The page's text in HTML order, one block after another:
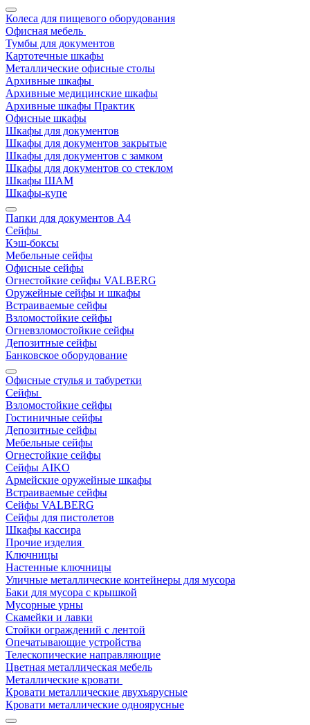
Колеса для пищевого оборудования
Офисная мебель
Тумбы для документов
Картотечные шкафы
Металлические офисные столы
Архивные шкафы
Архивные медицинские шкафы
Архивные шкафы Практик
Офисные шкафы
Шкафы для документов
Шкафы для документов закрытые
Шкафы для документов с замком
Шкафы для документов со стеклом
Шкафы ШАМ
Шкафы-купе
Папки для документов A4
Сейфы
Кэш-боксы
Мебельные сейфы
Офисные сейфы
Огнестойкие сейфы VALBERG
Оружейные сейфы и шкафы
Встраиваемые сейфы
Взломостойкие сейфы
Огневзломостойкие сейфы
Депозитные сейфы
Банковское оборудование
Офисные стулья и табуретки
Сейфы
Взломостойкие сейфы
Гостиничные сейфы
Депозитные сейфы
Мебельные сейфы
Огнестойкие сейфы
Сейфы AIKO
Армейские оружейные шкафы
Встраиваемые сейфы
Сейфы VALBERG
Сейфы для пистолетов
Шкафы кассира
Прочие изделия
Ключницы
Настенные ключницы
Уличные металлические контейнеры для мусора
Баки для мусора с крышкой
Мусорные урны
Скамейки и лавки
Стойки ограждений с лентой
Опечатывающие устройства
Телескопические направляющие
Цветная металлическая мебель
Металлические кровати
Кровати металлические двухъярусные
Кровати металлические одноярусные